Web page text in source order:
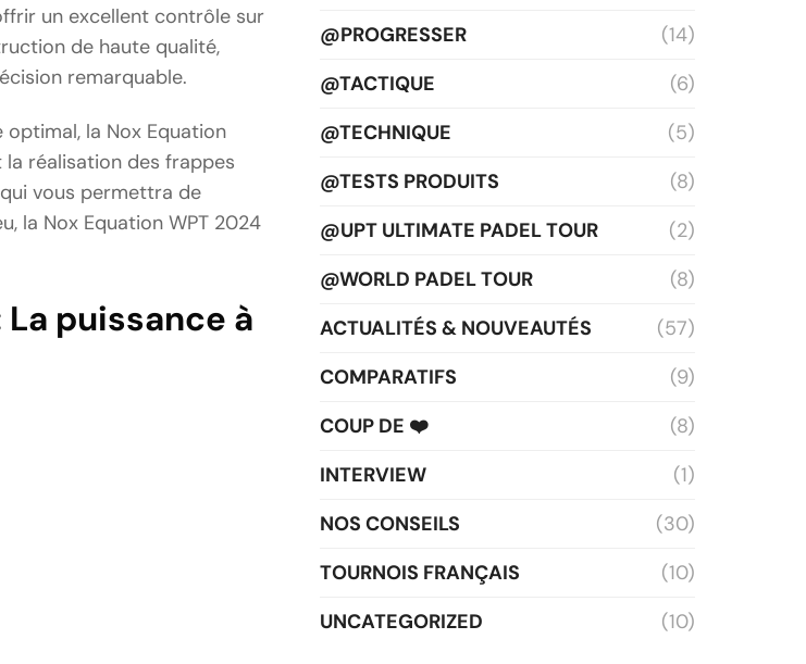
un excellent contrôle sur
de haute qualité,
remarquable.
la Nox Equation
réalisation des frappes
vous permettra de
la Nox Equation WPT 2024
puissance à
@PROGRESSER
(14)
@TACTIQUE
(6)
@TECHNIQUE
(5)
@TESTS PRODUITS
(8)
@UPT ULTIMATE PADEL TOUR
(2)
@WORLD PADEL TOUR
(8)
ACTUALITÉS & NOUVEAUTÉS
(57)
COMPARATIFS
(9)
COUP DE ❤️
(8)
INTERVIEW
(1)
NOS CONSEILS
(30)
TOURNOIS FRANÇAIS
(10)
UNCATEGORIZED
(10)